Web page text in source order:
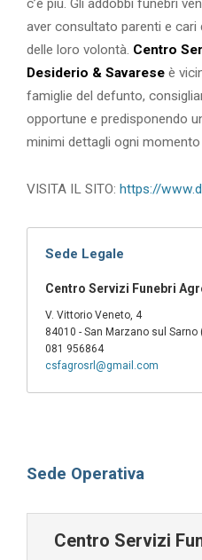
aver consultato parenti e cari
delle loro volontà. Centro
Desiderio & Savarese è
famiglie del defunto,
opportune e predisponendo
minimi dettagli ogni momento
VISITA IL SITO: https://
Sede Legale
Centro Servizi Funebri
V. Vittorio Veneto, 4
84010 - San Marzano sul Sarno
081 956864
csfagrosrl@gmail.com
Sede Operativa
Centro Servizi